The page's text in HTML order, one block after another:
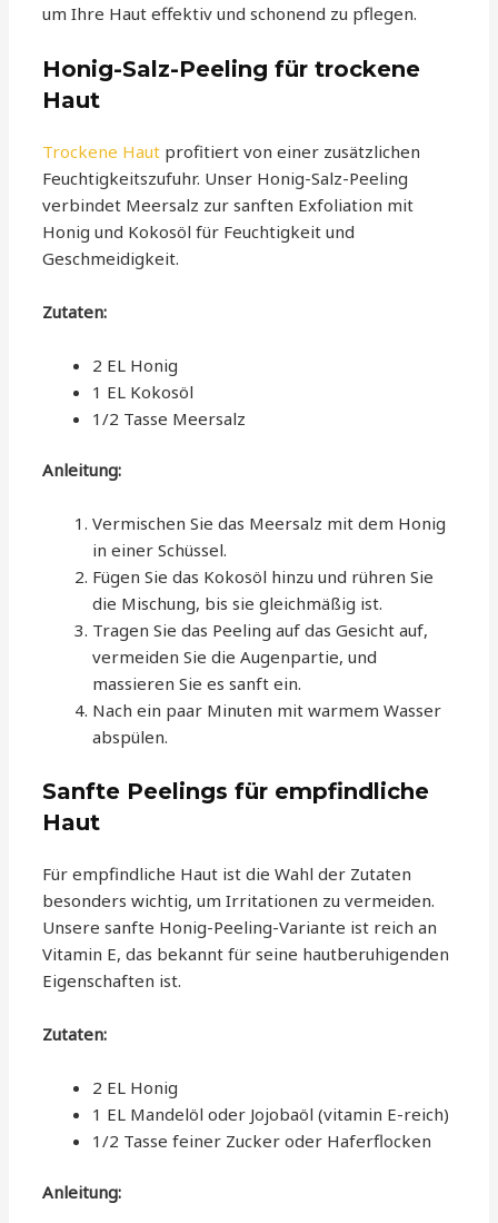
um Ihre Haut effektiv und schonend zu pflegen.
Honig-Salz-Peeling für trockene
Haut
Trockene Haut profitiert von einer zusätzlichen
Feuchtigkeitszufuhr. Unser Honig-Salz-Peeling
verbindet Meersalz zur sanften Exfoliation mit
Honig und Kokosöl für Feuchtigkeit und
Geschmeidigkeit.
Zutaten:
2 EL Honig
1 EL Kokosöl
1/2 Tasse Meersalz
Anleitung:
Vermischen Sie das Meersalz mit dem Honig
in einer Schüssel.
Fügen Sie das Kokosöl hinzu und rühren Sie
die Mischung, bis sie gleichmäßig ist.
Tragen Sie das Peeling auf das Gesicht auf,
vermeiden Sie die Augenpartie, und
massieren Sie es sanft ein.
Nach ein paar Minuten mit warmem Wasser
abspülen.
Sanfte Peelings für empfindliche
Haut
Für empfindliche Haut ist die Wahl der Zutaten
besonders wichtig, um Irritationen zu vermeiden.
Unsere sanfte Honig-Peeling-Variante ist reich an
Vitamin E, das bekannt für seine hautberuhigenden
Eigenschaften ist.
Zutaten:
2 EL Honig
1 EL Mandelöl oder Jojobaöl (vitamin E-reich)
1/2 Tasse feiner Zucker oder Haferflocken
Anleitung: